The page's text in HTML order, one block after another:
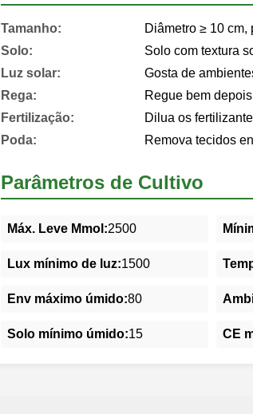
Tamanho:
Diâmetro ≥ 10 cm,
Solo:
Solo com textura
Luz solar:
Gosta de
Rega:
Regue bem
Fertilização:
Dilua os
Poda:
Remova tecidos
Parâmetros de Cultivo
Máx. Leve Mmol:2500
Lux mínimo de luz:1500
Env máximo úmido:80
Solo mínimo úmido:15 CE